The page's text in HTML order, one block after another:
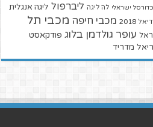
כדורסל ישראלי לה ליגה ליברפול ליגה אנגלית
2018 מכבי חיפה מכבי תל
עופר גולדמן בלוג פודקאסט
ריאל מדריד